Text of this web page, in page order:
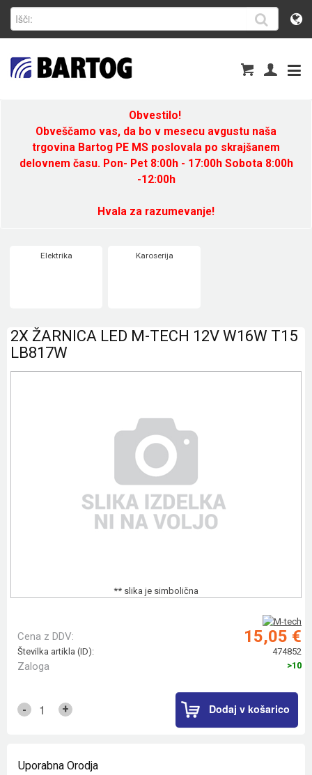
Obvestilo!
Obveščamo vas, da bo v mesecu avgustu naša
trgovina Bartog PE MS poslovala po skrajšanem
delovnem času. Pon- Pet 8:00h - 17:00h Sobota 8:00h
-12:00h
Hvala za razumevanje!
Elektrika Karoserija
2X ŽARNICA LED M-TECH 12V W16W T15
LB817W
** slika je simbolična
Cena z DDV: 15,05 €
Številka artikla (ID): 474852
Zaloga >10
- + Dodaj v košarico
Uporabna Orodja